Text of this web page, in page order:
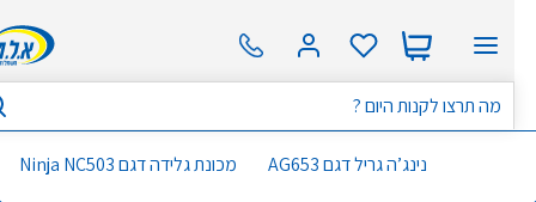
נינג’ה גריל דגם AG653 מכונת גלידה דגם Ninja NC503